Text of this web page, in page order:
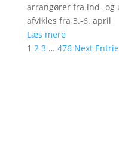
arrangører fra ind- og
afvikles fra 3.-6. april
Læs mere
1 2 3 … 476 Next